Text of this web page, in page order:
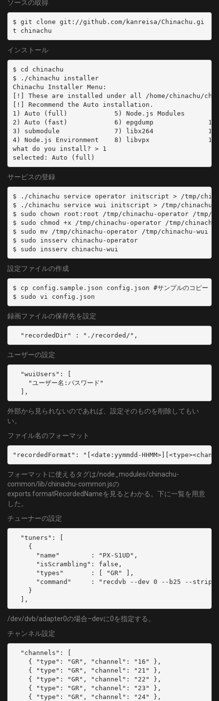
ソースの取得
$ git clone git://github.com/kanreisa/Chinachu.gi
インストール
$ cd chinachu
$ ./chinachu installer
Chinachu Installer Menu:
[!] These are installed under all /home/chinachu/
[!] Recommend the Auto installation.
1) Auto (full)            5) Node.js Modules       9)
2) Auto (fast)            6) epgdump              10)
3) submodule              7) libx264
4) Node.js Environment    8) libvpx
what do you install? > 1
selected: Auto (full)
サービスの登録
$ ./chinachu service operator initscript > /tmp/
$ ./chinachu service wui initscript > /tmp/chinachu-
$ sudo chown root:root /tmp/chinachu-operator /tmp/
$ sudo chmod +x /tmp/chinachu-operator /tmp/
$ sudo mv /tmp/chinachu-operator /tmp/chinachu-
$ sudo insserv chinachu-operator
$ sudo insserv chinachu-wui
設定ファイルの作成
$ cp config.sample.json config.json #サンプルのコピー
$ sudo vi config.json
録画ファイルの保存先を設定
  "recordedDir" : "./recorded/",
ユーザーの設定
  "wuiUsers": [
    "ユーザー名:パスワード"
  ],
外部から見られないのであれば、設定そのものを削除してもい
い。
ファイル名のフォーマット
"recordedFormat": "[<date:yymmdd-
フォーマットに使えるタグは/node_modules/chinachu-
common/lib/chinachu-common.jsの
exports.formatRecordedNameを見るとわかる。下に一覧を用意
した。
チューナーの設定
  "tuners": [
    {
      "name"        : "PX-S1UD",
      "isScrambling": false,
      "types"       : [ "GR" ],
"command"     : "recdvb --dev 0 --b25 --strip
    }
  ],
/dev/dvb/adapter0の場合–devに0を指定する。
チャンネル設定
  "channels": [
    { "type": "GR", "channel": "16" },
    { "type": "GR", "channel": "21" },
    { "type": "GR", "channel": "22" },
    { "type": "GR", "channel": "23" },
    { "type": "GR", "channel": "24" },